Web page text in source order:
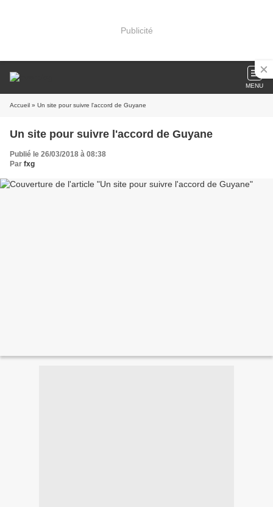
Publicité
MENU
Accueil » Un site pour suivre l'accord de Guyane
Un site pour suivre l'accord de Guyane
Publié le 26/03/2018 à 08:38
Par fxg